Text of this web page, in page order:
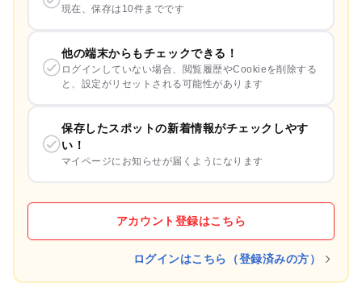
現在、保存は10件までです
他の端末からもチェックできる！
ログインしていない場合、閲覧履歴やCookieを削除する
と、設定がリセットされる可能性があります
保存したスポットの新着情報がチェックしやす
い！
マイページにお知らせが届くようになります
アカウント登録はこちら
ログインはこちら（登録済みの方）